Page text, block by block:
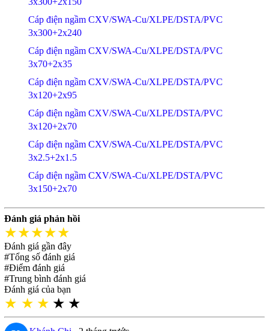
Cáp điện ngầm CXV/SWA-Cu/XLPE/DSTA/PVC
3x300+2x240
Cáp điện ngầm CXV/SWA-Cu/XLPE/DSTA/PVC
3x70+2x35
Cáp điện ngầm CXV/SWA-Cu/XLPE/DSTA/PVC
3x120+2x95
Cáp điện ngầm CXV/SWA-Cu/XLPE/DSTA/PVC
3x120+2x70
Cáp điện ngầm CXV/SWA-Cu/XLPE/DSTA/PVC
3x2.5+2x1.5
Cáp điện ngầm CXV/SWA-Cu/XLPE/DSTA/PVC
3x150+2x70
Đánh giá phản hồi
★★★★★
Đánh giá gần đây
#Tổng số đánh giá
#Điểm đánh giá
#Trung bình đánh giá
Đánh giá của bạn
★ ★ ★ ★ ★